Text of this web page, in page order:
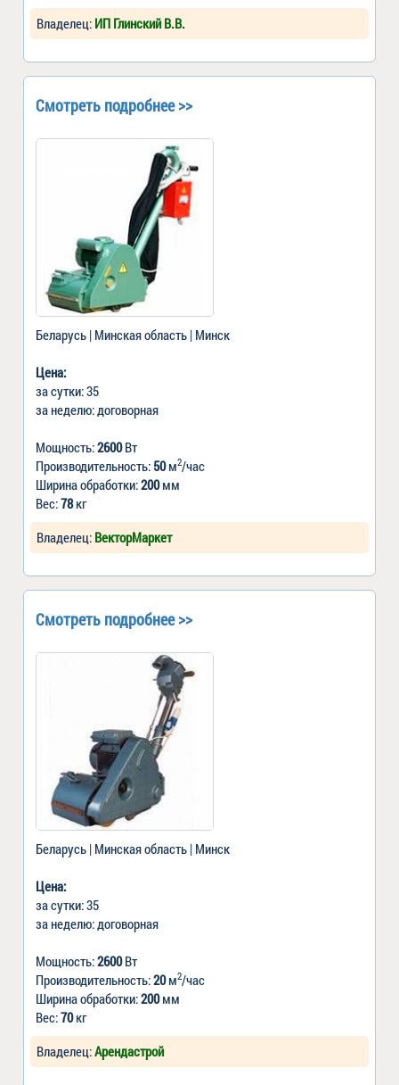
Владелец: ИП Глинский В.В.
Смотреть подробнее >>
Беларусь | Минская область | Минск
Цена:
за сутки: 35
за неделю: договорная
Мощность:2600Вт
Производительность: 50м2/час
Ширина обработки:200мм
Вес:78кг
Владелец: ВекторМаркет
Смотреть подробнее >>
Беларусь | Минская область | Минск
Цена:
за сутки: 35
за неделю: договорная
Мощность:2600Вт
Производительность:20м2/час
Ширина обработки:200мм
Вес:70кг
Владелец:Арендастрой